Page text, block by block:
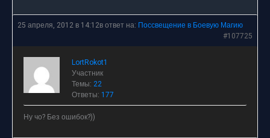
25 апреля, 2012 в 14:12в ответ на: Поссвещение в Боевую Магию
#107725
LortRokot1
Участник
Темы: 22
Ответы: 177
Ну чо? Без ошибок?))